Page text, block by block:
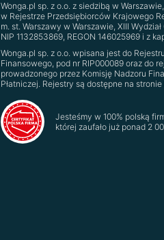
Wonga.pl sp. z o.o. z siedzibą w
w Rejestrze Przedsiębiorców Krajowego
m. st. Warszawy w Warszawie, XIII
NIP 11‍32‍85‍38‍69, REGON 14‍60‍25‍96‍9 i z
Wonga.pl sp. z o.o. wpisana jest do
Finansowego, pod nr RIP000089 oraz do
prowadzonego przez Komisję Nadzoru
Płatniczej. Rejestry są dostępne na stronie
Jesteśmy w 100% polską
której zaufało już ponad 2